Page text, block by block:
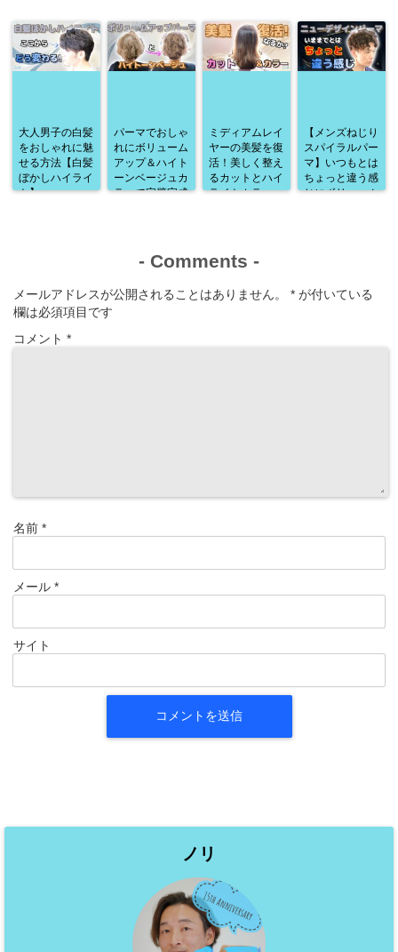
大人男子の白髪
をおしゃれに魅
せる方法【白髪
ぼかしハイライ
ト】
パーマでおしゃ
れにボリューム
アップ＆ハイト
ーンベージュカ
ラーで完璧完成
ミディアムレイ
ヤーの美髪を復
活！美しく整え
るカットとハイ
ライトカラー
【メンズねじり
スパイラルパー
マ】いつもとは
ちょっと違う感
じにボリューム
- Comments -
メールアドレスが公開されることはありません。 * が付いている
欄は必須項目です
コメント *
名前 *
メール *
サイト
ノリ